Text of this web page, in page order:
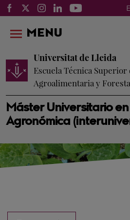
Máster Universitario
Agronómica
Universitat de Lleida
Escuela Técnica
Agroalimentaria y
MENU